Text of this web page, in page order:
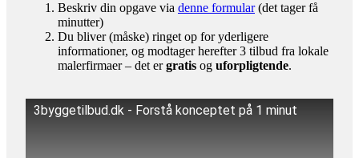
Beskriv din opgave via denne formular(det tager få
minutter)
Du bliver (måske) ringet op for yderligere
informationer, og modtager herefter 3 tilbud fra lokale
malerfirmaer – det ergratis og uforpligtende.
3byggetilbud.dk - Forstå konceptet på 1 minut